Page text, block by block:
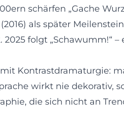
schärfen „Gache
als später
2025 folgt
Kontrastdramaturgie:
wirkt nie dekorativ,
die sich nicht an